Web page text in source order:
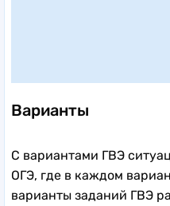
Варианты
С вариантами ГВЭ
ОГЭ, где в каждом
варианты заданий ГВЭ